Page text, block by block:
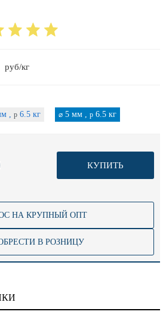
руб/кг
, p 6.5 кг ⌀ 5 мм , p 6.5 кг
КУПИТЬ
НА КРУПНЫЙ ОПТ
В РОЗНИЦУ